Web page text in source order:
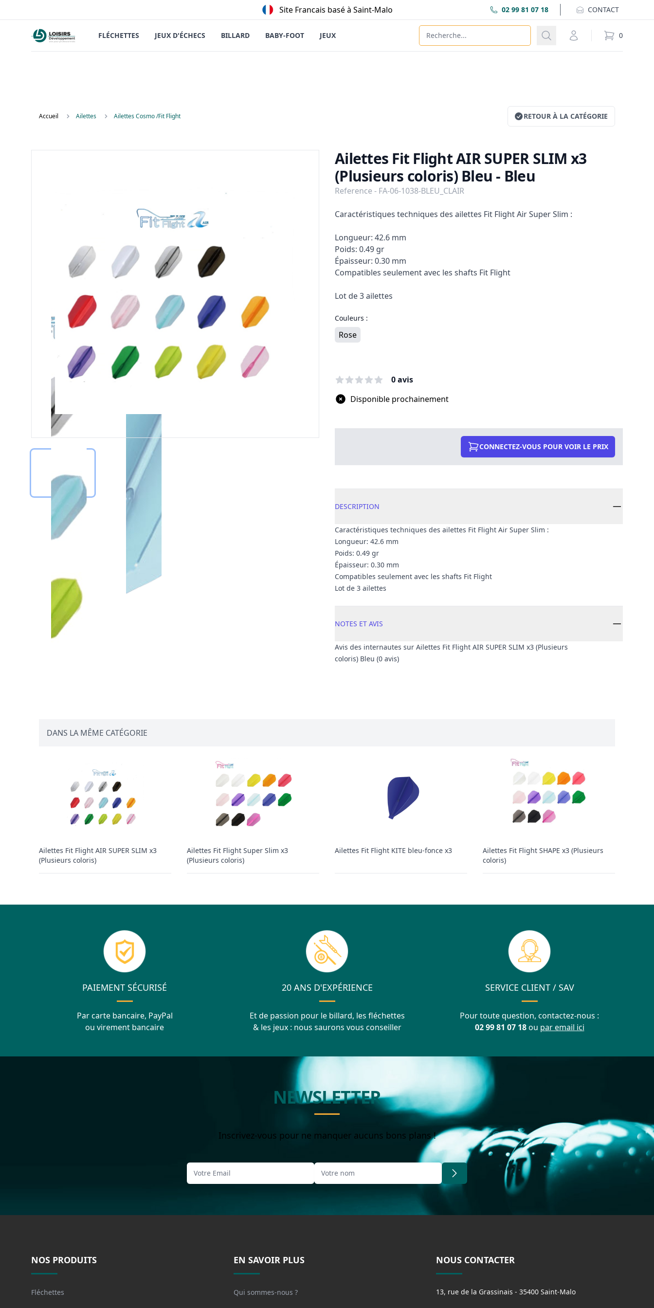
Site Francais basé à Saint-Malo 02 99 81 07 18 CONTACT
FLÉCHETTES JEUX D'ÉCHECS BILLARD BABY-FOOT JEUX RechercheMon compte 0
éléments
Accueil Ailettes Ailettes Cosmo /Fit Flight RETOUR À LA CATÉGORIE
Ailettes Fit Flight AIR SUPER SLIM x3
(Plusieurs coloris) Bleu - Bleu
Reference - FA-06-1038-BLEU_CLAIR
Description
Caractéristiques techniques des ailettes Fit Flight Air Super Slim :
Longueur: 42.6 mm
Poids: 0.49 gr
Épaisseur: 0.30 mm
Compatibles seulement avec les shafts Fit Flight
Lot de 3 ailettes
Couleurs :
Rose
0 avis
Disponible prochainement
CONNECTEZ-VOUS POUR VOIR LE PRIX
DESCRIPTION
Caractéristiques techniques des ailettes Fit Flight Air Super Slim :
Longueur: 42.6 mm
Poids: 0.49 gr
Épaisseur: 0.30 mm
Compatibles seulement avec les shafts Fit Flight
Lot de 3 ailettes
NOTES ET AVIS
Avis des internautes sur Ailettes Fit Flight AIR SUPER SLIM x3 (Plusieurs
coloris) Bleu (0 avis)
DANS LA MÊME CATÉGORIE
Ailettes Fit Flight AIR SUPER SLIM x3
(Plusieurs coloris)
Ailettes Fit Flight Super Slim x3
(Plusieurs coloris)
Ailettes Fit Flight KITE bleu-fonce x3
Ailettes Fit Flight SHAPE x3 (Plusieurs
coloris)
PAIEMENT SÉCURISÉ
Par carte bancaire, PayPal
ou virement bancaire
20 ANS D'EXPÉRIENCE
Et de passion pour le billard, les fléchettes
& les jeux : nous saurons vous conseiller
SERVICE CLIENT / SAV
Pour toute question, contactez-nous :
02 99 81 07 18ou par email ici
NEWSLETTER
Inscrivez-vous pour ne manquer aucuns bons plans !
NOS PRODUITS
Fléchettes
EN SAVOIR PLUS
Qui sommes-nous ?
NOUS CONTACTER
13, rue de la Grassinais - 35400 Saint-Malo